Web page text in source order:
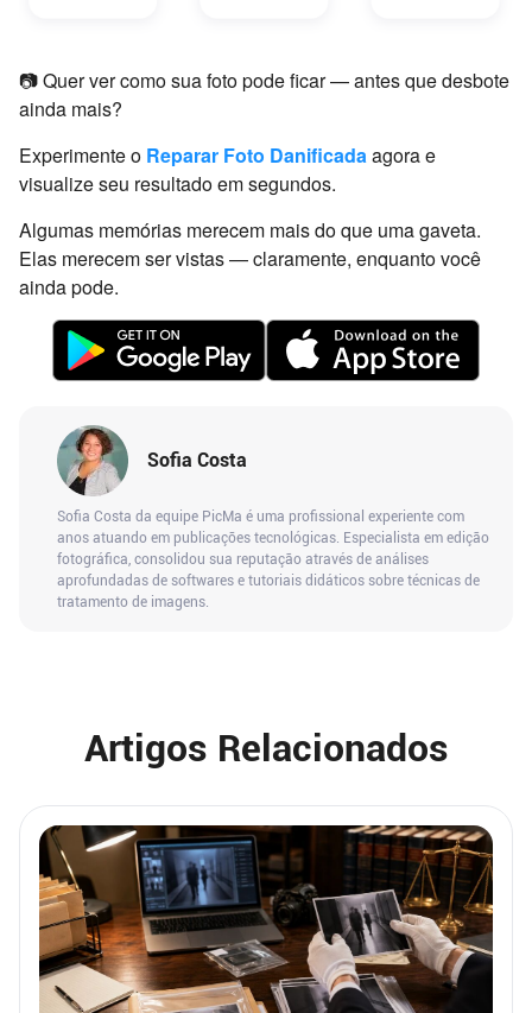
📷 Quer ver como sua foto pode ficar — antes que desbote
ainda mais?
Experimente o Reparar Foto Danificadaagora e
visualize seu resultado em segundos.
Algumas memórias merecem mais do que uma gaveta.
Elas merecem ser vistas — claramente, enquanto você
ainda pode.
Sofia Costa
Sofia Costa da equipe PicMa é uma profissional experiente com
anos atuando em publicações tecnológicas. Especialista em edição
fotográfica, consolidou sua reputação através de análises
aprofundadas de softwares e tutoriais didáticos sobre técnicas de
tratamento de imagens.
Artigos Relacionados